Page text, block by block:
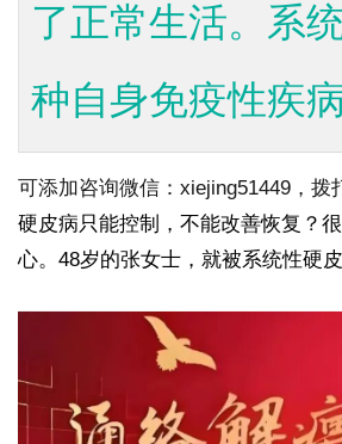
了正常生活。系
种自身免疫性疾
可添加咨询微信：xiejing51449，拨
硬皮病只能控制，不能改善恢复？
心。 48岁的张女士，就被系统性硬